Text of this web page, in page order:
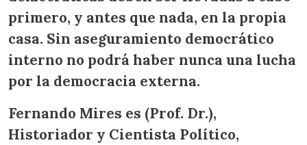
primero, y antes que nada, en la propia
casa. Sin aseguramiento democrático
interno no podrá haber nunca una lucha
por la democracia externa.
Fernando Mires es (Prof. Dr.),
Historiador y Cientista Político,